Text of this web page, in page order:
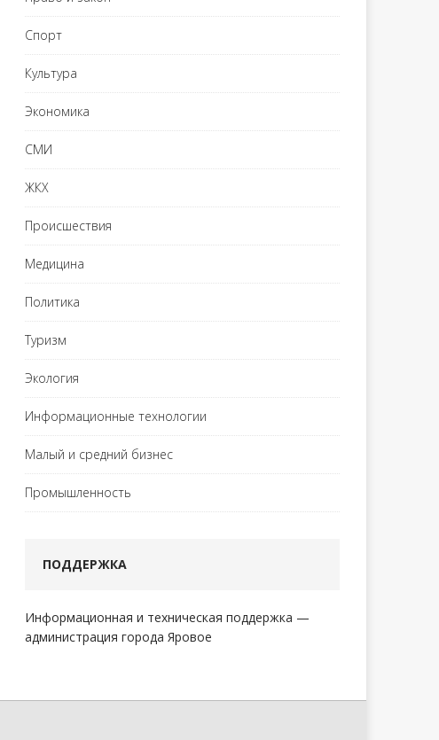
Спорт
Культура
Экономика
СМИ
ЖКХ
Происшествия
Медицина
Политика
Туризм
Экология
Информационные технологии
Малый и средний бизнес
Промышленность
ПОДДЕРЖКА
Информационная и техническая поддержка —
администрация города Яровое